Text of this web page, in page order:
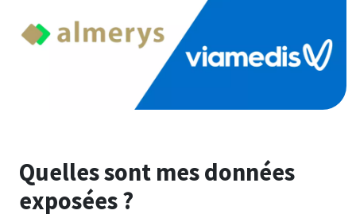
Quelles sont mes données
exposées ?